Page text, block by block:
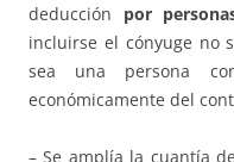
deducción por
incluirse el cónyuge no
sea una persona
económicamente del
– Se amplía la cuantía